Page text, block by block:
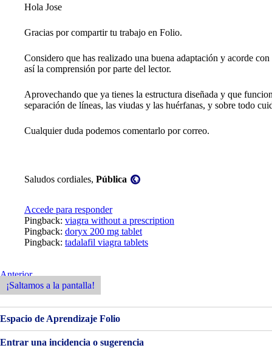
Hola Jose
Gracias por compartir tu trabajo en Folio.
Considero que has realizado una buena adaptación y acorde
así la comprensión por parte del lector.
Aprovechando que ya tienes la estructura diseñada y que
separación de líneas, las viudas y las huérfanas, y sobre todo
Cualquier duda podemos comentarlo por correo.
Saludos cordiales, Pública
Accede para responder
Pingback: viagra without a prescription
Pingback: doryx 200 mg tablet
Pingback: tadalafil viagra tablets
Navegación
de
entradas
Entrada
Anterior
Anterior
¡Saltamos a la pantalla!
Espacio de Aprendizaje Folio
Entrar una incidencia o sugerencia